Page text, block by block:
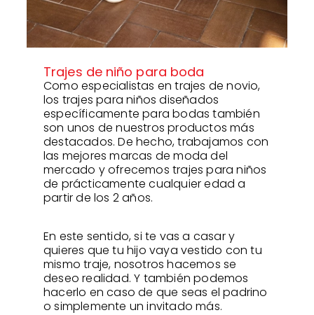
Trajes de niño para boda
Como especialistas en trajes de novio,
los trajes para niños diseñados
específicamente para bodas también
son unos de nuestros productos más
destacados. De hecho, trabajamos con
las mejores marcas de moda del
mercado y ofrecemos trajes para niños
de prácticamente cualquier edad a
partir de los 2 años.
En este sentido, si te vas a casar y
quieres que tu hijo vaya vestido con tu
mismo traje, nosotros hacemos se
deseo realidad. Y también podemos
hacerlo en caso de que seas el padrino
o simplemente un invitado más.